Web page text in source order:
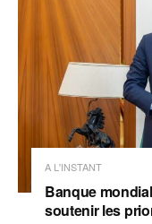
A L'INSTANT
Banque
soutenir les